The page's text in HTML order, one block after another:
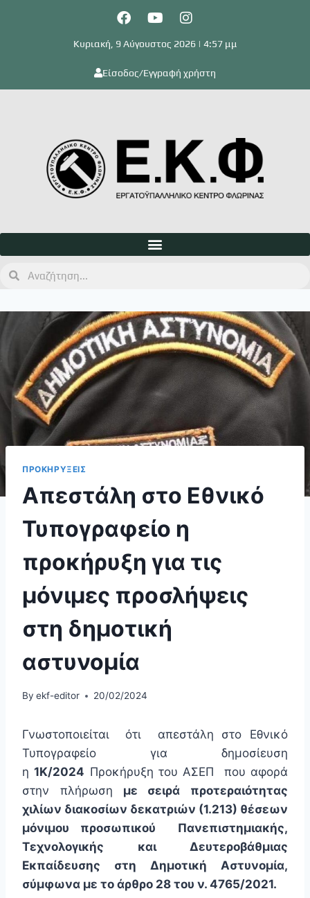
Κυριακή, 9 Αύγουστος 2026 | 4:57 μμ
Είσοδος/Εγγραφή χρήστη
ΠΡΟΚΗΡΥΞΕΙΣ
Απεστάλη στο Εθνικό
Τυπογραφείο η
προκήρυξη για τις
μόνιμες προσλήψεις
στη δημοτική
αστυνομία
By ekf-editor 20/02/2024
Γνωστοποιείται ότι απεστάλη στο Εθνικό
Τυπογραφείο για δημοσίευση
η1Κ/2024 Προκήρυξη του ΑΣΕΠ που αφορά
στην πλήρωση με σειρά προτεραιότητας
χιλίων διακοσίων δεκατριών (1.213) θέσεων
μόνιμου προσωπικού Πανεπιστημιακής,
Τεχνολογικής και Δευτεροβάθμιας
Εκπαίδευσης στη Δημοτική Αστυνομία,
σύμφωνα με το άρθρο 28 του ν. 4765/2021.